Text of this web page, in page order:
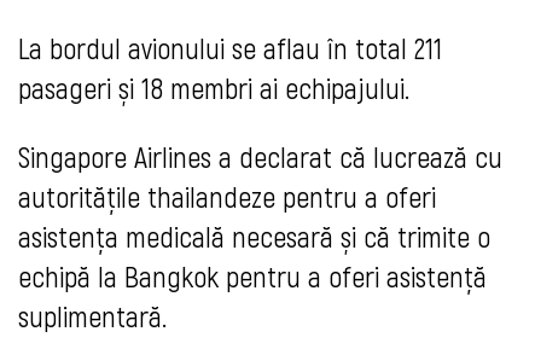
La bordul avionului se aflau în total 211
pasageri și 18 membri ai echipajului.
Singapore Airlines a declarat că lucrează cu
autoritățile thailandeze pentru a oferi
asistența medicală necesară și că trimite o
echipă la Bangkok pentru a oferi asistență
suplimentară.